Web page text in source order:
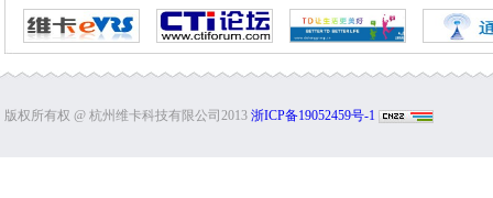
版权所有权 @ 杭州维卡科技有限公司2013 浙ICP备19052459号-1